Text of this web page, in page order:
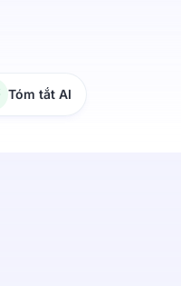
Tóm tắt AI